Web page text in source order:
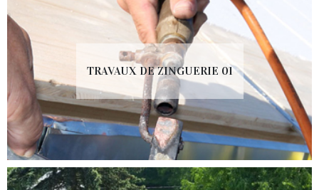
TRAVAUX DE ZINGUERIE 01